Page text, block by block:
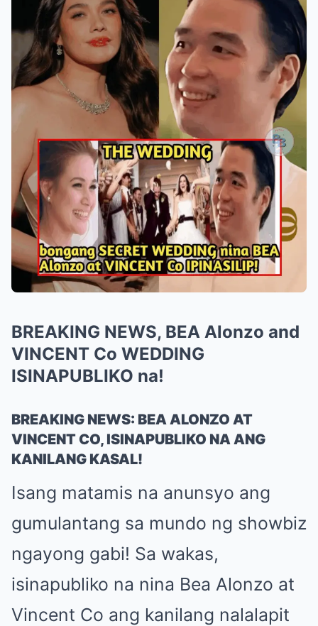
BREAKING NEWS, BEA Alonzo and
VINCENT Co WEDDING
ISINAPUBLIKO na!
BREAKING NEWS: BEA ALONZO AT
VINCENT CO, ISINAPUBLIKO NA ANG
KANILANG KASAL!
Isang matamis na anunsyo ang
gumulantang sa mundo ng showbiz
ngayong gabi! Sa wakas,
isinapubliko na nina Bea Alonzo at
Vincent Co ang kanilang nalalapit